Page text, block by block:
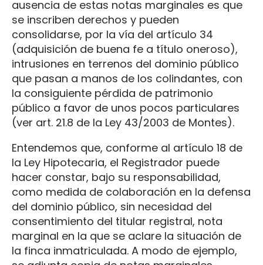
ausencia de estas notas marginales es que
se inscriben derechos y pueden
consolidarse, por la vía del artículo 34
(adquisición de buena fe a título oneroso),
intrusiones en terrenos del dominio público
que pasan a manos de los colindantes, con
la consiguiente pérdida de patrimonio
público a favor de unos pocos particulares
(ver art. 21.8 de la Ley 43/2003 de Montes).
Entendemos que, conforme al artículo 18 de
la Ley Hipotecaria, el Registrador puede
hacer constar, bajo su responsabilidad,
como medida de colaboración en la defensa
del dominio público, sin necesidad del
consentimiento del titular registral, nota
marginal en la que se aclare la situación de
la finca inmatriculada. A modo de ejemplo,